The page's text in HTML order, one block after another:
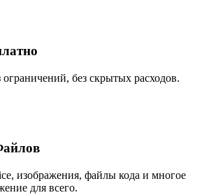
ограничений, без скрытых расходов.
изображения, файлы кода и многое
для всего.